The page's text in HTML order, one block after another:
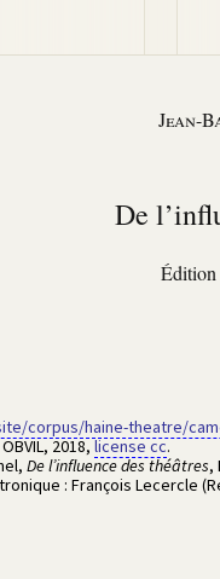
Jean-
De
corpus/haine-theatre/
,2018,license cc.
, De l’influence des théâtres,
: François Lecercle